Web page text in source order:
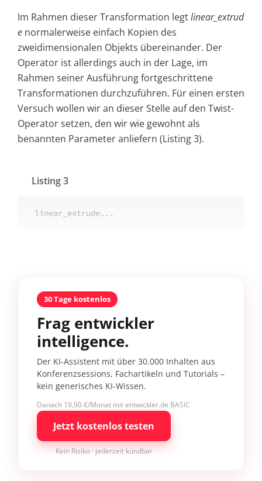
Im Rahmen dieser Transformation legtlinear_extrud
e normalerweise einfach Kopien des
zweidimensionalen Objekts übereinander. Der
Operator ist allerdings auch in der Lage, im
Rahmen seiner Ausführung fortgeschrittene
Transformationen durchzuführen. Für einen ersten
Versuch wollen wir an dieser Stelle auf den Twist-
Operator setzen, den wir wie gewohnt als
benannten Parameter anliefern (Listing 3).
Listing 3
linear_extrude...
30 Tage kostenlos
Frag entwickler
intelligence.
Der KI-Assistent mit über 30.000 Inhalten aus
Konferenzsessions, Fachartikeln und Tutorials –
kein generisches KI-Wissen.
Danach 19,90 €/Monat mit entwickler.de BASIC
Jetzt kostenlos testen
Kein Risiko · jederzeit kündbar